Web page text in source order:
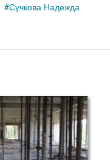
Сучкова Надежда